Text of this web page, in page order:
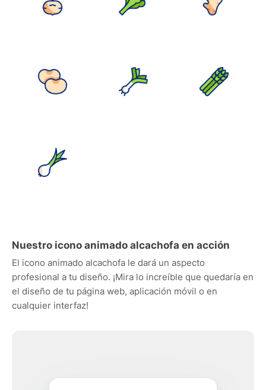
Nuestro icono animado alcachofa en acción
El icono animado alcachofa le dará un aspecto
profesional a tu diseño. ¡Mira lo increíble que quedaría en
el diseño de tu página web, aplicación móvil o en
cualquier interfaz!